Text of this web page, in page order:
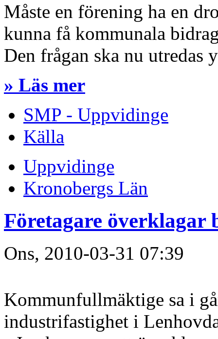
Måste en förening ha en
kunna få kommunala
Den frågan ska nu utredas
» Läs mer
SMP - Uppvidinge
Källa
Uppvidinge
Kronobergs Län
Företagare överklagar
Ons, 2010-03-31 07:39
Kommunfullmäktige sa i
industrifastighet i